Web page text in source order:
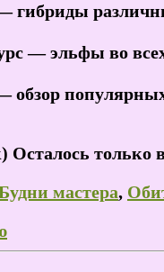
гибриды
— эльфы во
Осталось только
мастера,